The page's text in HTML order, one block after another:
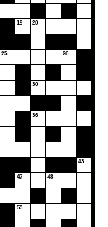
25
19
47
53
20
30
36
48
26
43